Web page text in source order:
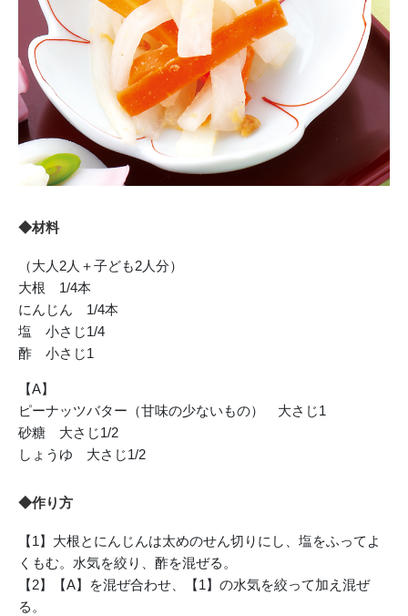
◆材料
（大人2人＋子ども2人分）
大根 1/4本
にんじん 1/4本
塩 小さじ1/4
酢 小さじ1
【A】
ピーナッツバター（甘味の少ないもの） 大さじ1
砂糖 大さじ1/2
しょうゆ 大さじ1/2
◆作り方
【1】大根とにんじんは太めのせん切りにし、塩をふってよ
くもむ。水気を絞り、酢を混ぜる。
【2】【A】を混ぜ合わせ、【1】の水気を絞って加え混ぜ
る。